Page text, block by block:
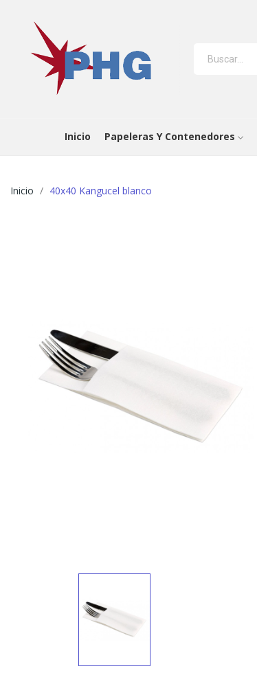
Inicio Papeleras Y Contenedores
Inicio 40x40 Kangucel blanco